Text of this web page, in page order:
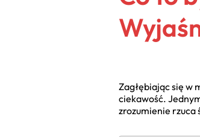
Zagłębiając się w
ciekawość.
zrozumienie rzuca